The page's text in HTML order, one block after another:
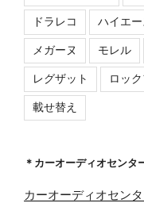
ドラレコ ハイエー
メガーヌ モレル
レグザット ロッ
載せ替え
＊カーオーディオセンタ
カーオーディオセン